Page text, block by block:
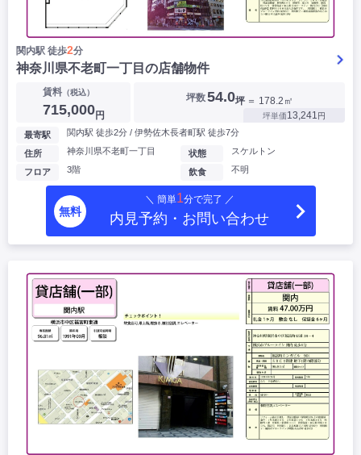
関内駅 徒歩2分
神奈川県不老町一丁目の店舗物件
賃料（税込）
715,000円
坪数54.0坪 ＝ 178.2㎡
坪単価13,241円
最寄駅 関内駅 徒歩2分 / 伊勢佐木長者町駅 徒歩7分
住所 神奈川県不老町一丁目
フロア 3階
状態 スケルトン
飲食 不明
無料
＼ 簡単1分で完了 ／
内見予約・お問い合わせ